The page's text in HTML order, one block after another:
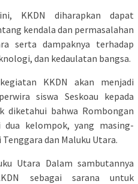
KKDN diharapkan dapat
kendala dan permasalahan
serta dampaknya terhadap
dan kedaulatan bangsa.
KKDN akan menjadi
siswa Seskoau kepada
diketahui bahwa Rombongan
kelompok, yang masing-
dan Maluku Utara.
Utara Dalam sambutannya
sebagai sarana untuk